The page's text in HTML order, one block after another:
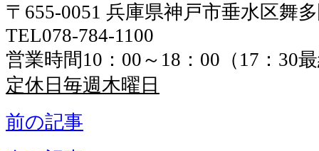
〒655-0051 兵庫県神戸市垂水区舞
TEL078-784-1100
営業時間10：00～18：00（17：30
定休日毎週木曜日
前の記事